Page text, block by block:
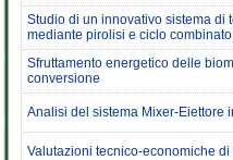
Studio di un innovativo sistema di
mediante pirolisi e ciclo
Sfruttamento energetico delle
conversione
Analisi del sistema Mixer-Eiettore
Valutazioni tecnico-economiche